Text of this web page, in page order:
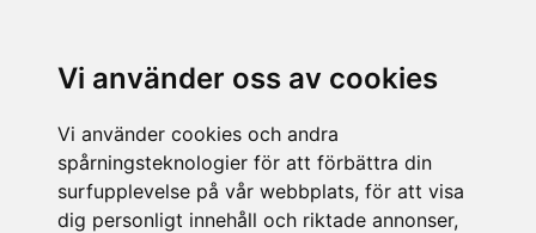
Vi använder oss av cookies
Vi använder cookies och andra
spårningsteknologier för att förbättra din
surfupplevelse på vår webbplats, för att visa
dig personligt innehåll och riktade annonser,